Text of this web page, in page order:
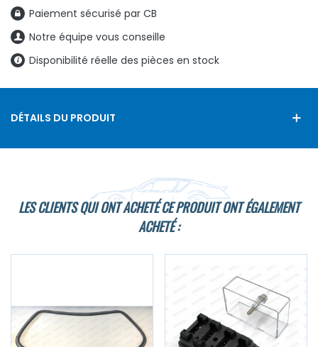
Paiement sécurisé par CB
Notre équipe vous conseille
Disponibilité réelle des pièces en stock
DÉTAILS DU PRODUIT
LES CLIENTS QUI ONT ACHETÉ CE PRODUIT ONT ÉGALEMENT
ACHETÉ :